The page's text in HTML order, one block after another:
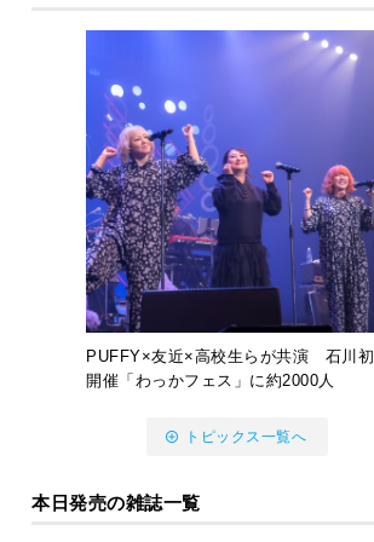
PUFFY×友近×高校生らが共演 石川初
開催「わっかフェス」に約2000人
トピックス一覧へ
本日発売の雑誌一覧